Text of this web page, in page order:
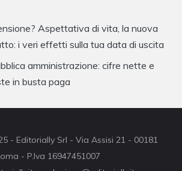
Aspettativa di vita, la nuova
i veri effetti sulla tua data di uscita
amministrazione: cifre nette e
in busta paga
- Editorially Srl - Via Assisi 21 - 00181
- P.Iva 16947451007